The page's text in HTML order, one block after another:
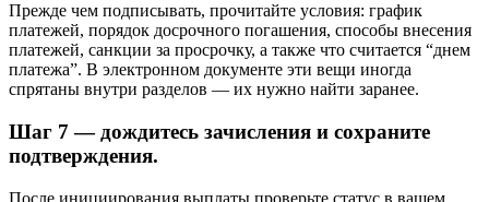
Прежде чем подписывать, прочитайте условия: график
платежей, порядок досрочного погашения, способы внесения
платежей, санкции за просрочку, а также что считается “днем
платежа”. В электронном документе эти вещи иногда
спрятаны внутри разделов — их нужно найти заранее.
Шаг 7 — дождитесь зачисления и сохраните
подтверждения.
После инициирования выплаты проверьте статус в вашем